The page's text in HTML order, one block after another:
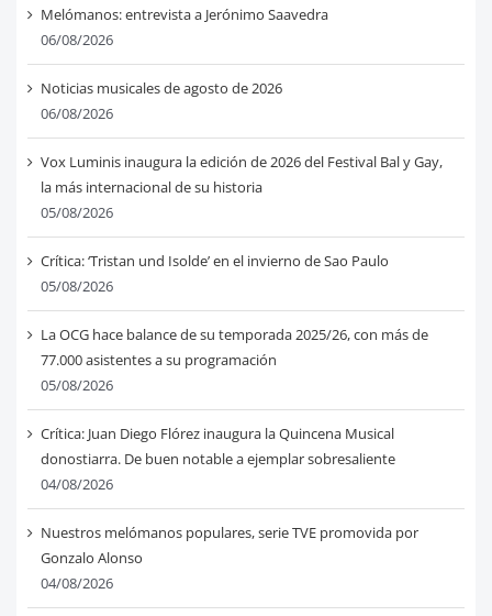
Melómanos: entrevista a Jerónimo Saavedra
06/08/2026
Noticias musicales de agosto de 2026
06/08/2026
Vox Luminis inaugura la edición de 2026 del Festival Bal y Gay,
la más internacional de su historia
05/08/2026
Crítica: ‘Tristan und Isolde’ en el invierno de Sao Paulo
05/08/2026
La OCG hace balance de su temporada 2025/26, con más de
77.000 asistentes a su programación
05/08/2026
Crítica: Juan Diego Flórez inaugura la Quincena Musical
donostiarra. De buen notable a ejemplar sobresaliente
04/08/2026
Nuestros melómanos populares, serie TVE promovida por
Gonzalo Alonso
04/08/2026